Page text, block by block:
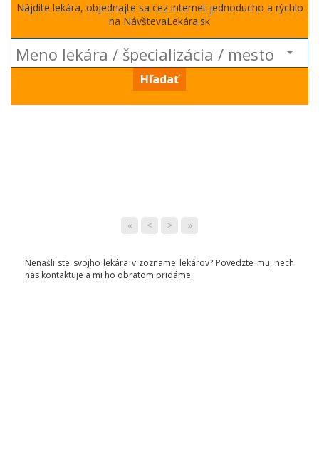
Nájdite lekára, objednajte sa cez internet jednoducho a rýchlo
na NávštevaLekára.sk
Hľadať
« < > »
Nenašli ste svojho lekára v zozname lekárov? Povedzte mu, nech
nás kontaktuje a mi ho obratom pridáme.